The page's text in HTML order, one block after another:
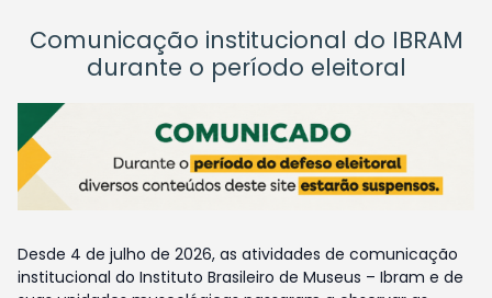
Comunicação institucional do IBRAM
durante o período eleitoral
Desde 4 de julho de 2026, as atividades de comunicação
institucional do Instituto Brasileiro de Museus – Ibram e de